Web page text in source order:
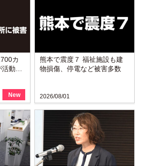
New
カ
動開
2026/08/01
熊本で震度７ 福祉施設も建
物損傷、停電など被害多数